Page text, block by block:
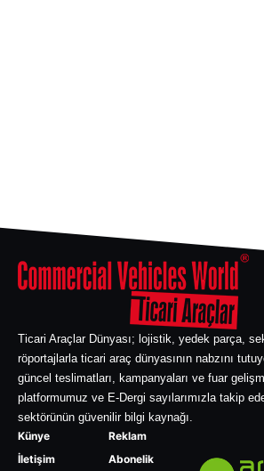
Ticari Araçlar Dünyası; lojistik, yedek parça,
röportajlarla ticari araç dünyasının nabzını
güncel teslimatları, kampanyaları ve fuar
platformumuz ve E-Dergi sayılarımızla takip
sektörünün güvenilir bilgi kaynağı.
Künye
İletişim
Reklam
Abonelik